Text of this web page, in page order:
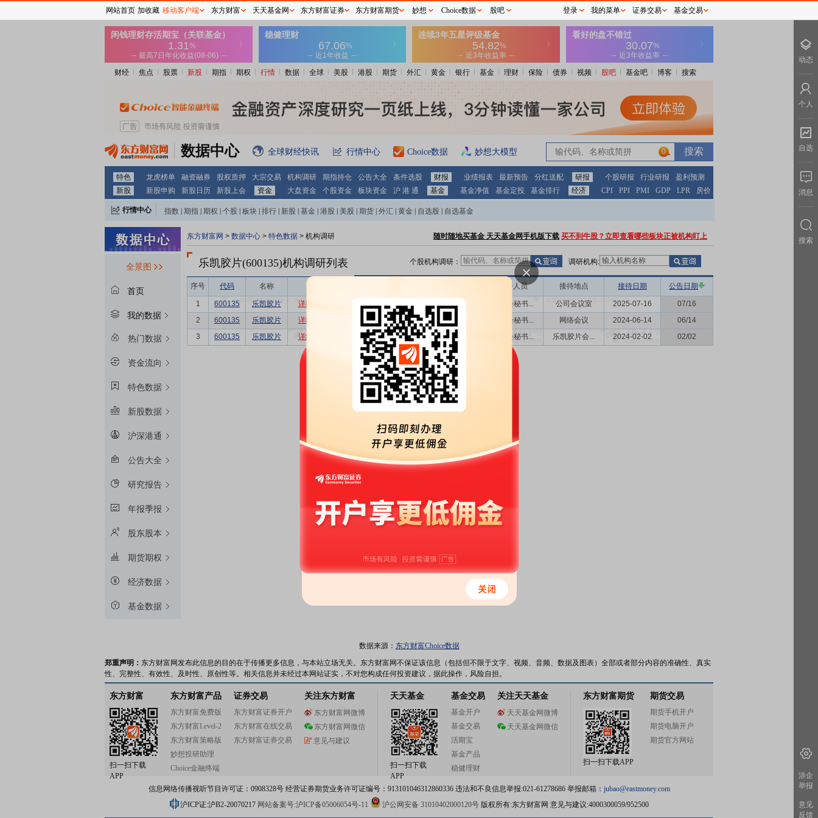
财经 焦点 股票 新股 期指 期权 行情 数据 全球 美股 港股 期货 外汇 黄金 银行 基金 理财 保险 债券 视频 股吧 基金吧 博客 搜索
数据中心 全球财经快讯 行情中心 Choice数据 妙想大模型 0
特色 龙虎榜单 融资融券 股权质押 大宗交易 机构调研 期指持仓 公告大全 条件选股 财报 业绩报表 最新预告 分红送配 研报 个股研报 行业研报
盈利预测
新股
新股申购 新股日历 新股上会 资金 大盘资金 个股资金 板块资金 沪 港 通 基金 基金净值 基金定投 基金排行 经济 CPI PPI PMI GDP LPR 房价
行情中心 指数 期指 期权 个股 板块 排行 新股 基金 港股 美股 期货 外汇 黄金 自选股 自选基金
全景图
首页
我的数据
热门数据
资金流向
特色数据
新股数据
沪深港通
公告大全
研究报告
年报季报
股东股本
期货期权
经济数据
基金数据
东方财富网 > 数据中心 > 特色数据 > 机构调研 随时随地买基金 天天基金网手机版下载 买不到牛股？立即查看哪些板块正被机构盯上
乐凯胶片(600135)机构调研列表 个股机构调研： 调研机构:
序号 代码 名称 接待人员 接待地点 接待日期 公告日期
1 600135 乐凯胶片 详细 1 特定对象调研 董事会秘书... 公司会议室 2025-07-16
07/16
2
600135 乐凯胶片 详细 8 特定对象调研 董事会秘书... 网络会议 2024-06-14
06/14
3
600135 乐凯胶片 详细 2 特定对象调研 董事会秘书... 乐凯胶片会... 2024-02-02 02/02
数据来源： 东方财富Choice数据
郑重声明： 东方财富网发布此信息的目的在于传播更多信息，与本站立场无关。东方财富网不保证该信息（包括但不限于文字、视频、音频、数据及图表）全部或者部分内容的准确性、真实
性、完整性、有效性、及时性、原创性等。相关信息并未经过本网站证实，不对您构成任何投资建议，据此操作，风险自担。
东方财富
扫一扫下载
APP
东方财富产品
东方财富免费版
东方财富Level-2
东方财富策略版
妙想投研助理
Choice金融终端
证券交易
东方财富证券开户
东方财富在线交易
东方财富证券交易
关注东方财富
东方财富网微博
东方财富网微信
意见与建议
天天基金
扫一扫下载
APP
基金交易
基金开户
基金交易
活期宝
基金产品
稳健理财
关注天天基金
天天基金网微博
天天基金网微信
东方财富期货
扫一扫下载APP
期货交易
期货手机开户
期货电脑开户
期货官方网站
信息网络传播视听节目许可证：0908328号 经营证券期货业务许可证编号：913101046312860336 违法和不良信息举报:021-61278686 举报邮箱： jubao@eastmoney.com
沪ICP证:沪B2-20070217 网站备案号:沪ICP备05006054号-11 沪公网安备 31010402000120号版权所有:东方财富网 意见与建议:4000300059/952500
网站首页 加收藏 移动客户端 东方财富 天天基金网 东方财富证券 东方财富期货 妙想 Choice数据 股吧 登录 我的菜单 证券交易 基金交易
动态
个人
自选
消息
搜索
涉企
举报
意见
反馈